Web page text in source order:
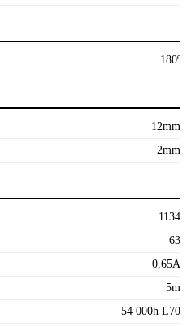
180º
12mm
2mm
1134
63
0,65A
5m
54 000h L70